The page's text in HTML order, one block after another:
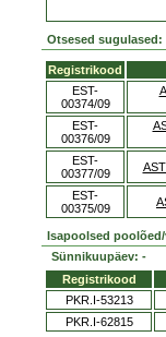
Otsesed sugulased:
Registrikood
EST-
00374/09
EST-
00376/09
EST-
00377/09
EST-
00375/09
Isapoolsed
Sünnikuupäev: -
Registrikood
PKR.I-53213
PKR.I-62815